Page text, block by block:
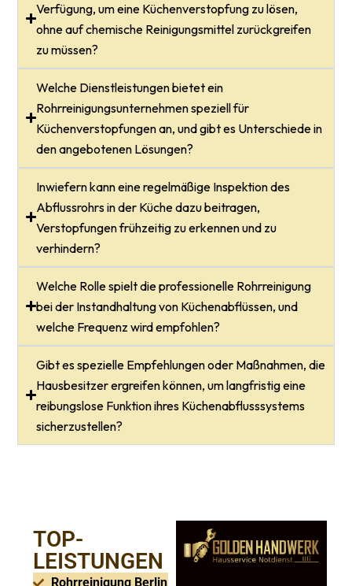
Verfügung, um eine Küchenverstopfung zu lösen,
ohne auf chemische Reinigungsmittel zurückgreifen
zu müssen?
Welche Dienstleistungen bietet ein
Rohrreinigungsunternehmen speziell für
Küchenverstopfungen an, und gibt es Unterschiede in
den angebotenen Lösungen?
Inwiefern kann eine regelmäßige Inspektion des
Abflussrohrs in der Küche dazu beitragen,
Verstopfungen frühzeitig zu erkennen und zu
verhindern?
Welche Rolle spielt die professionelle Rohrreinigung
bei der Instandhaltung von Küchenabflüssen, und
welche Frequenz wird empfohlen?
Gibt es spezielle Empfehlungen oder Maßnahmen, die
Hausbesitzer ergreifen können, um langfristig eine
reibungslose Funktion ihres Küchenabflusssystems
sicherzustellen?
TOP-
LEISTUNGEN
Rohrreinigung Berlin